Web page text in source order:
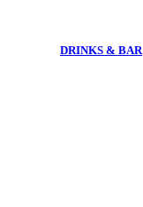
DRINKS & BAR